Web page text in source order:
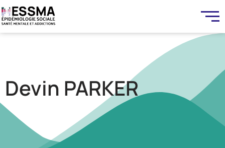
Devin PARKER